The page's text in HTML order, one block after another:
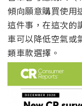
傾向願意購買使用
這件事，在這次的
車可以降低空氣或
類車款選擇。